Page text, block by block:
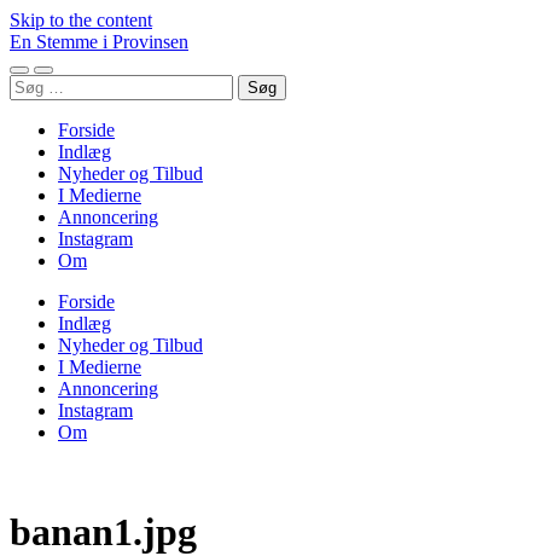
Skip to the content
En Stemme i Provinsen
Toggle
mobile
Toggle
search
Søg
efter:
Forside
Indlæg
Nyheder og Tilbud
I Medierne
Annoncering
Instagram
Om
Forside
Indlæg
Nyheder og Tilbud
I Medierne
Annoncering
Instagram
Om
banan1.jpg